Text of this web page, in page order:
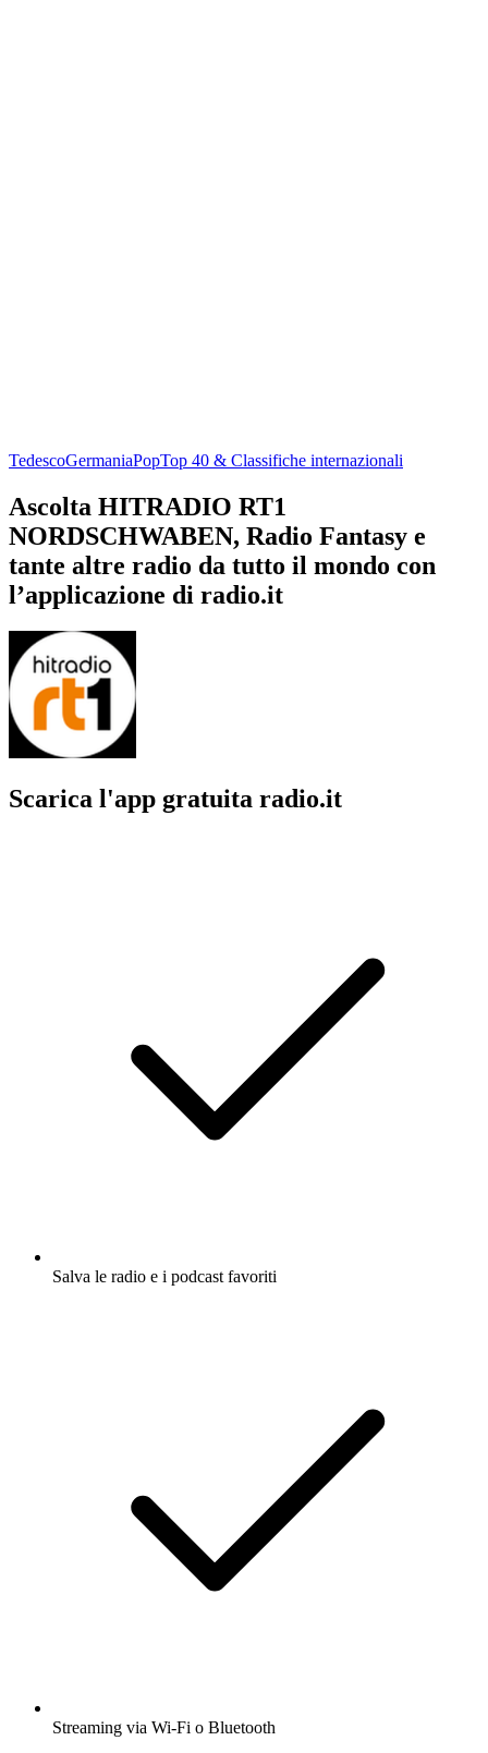
TedescoGermaniaPopTop 40 & Classifiche internazionali
Ascolta HITRADIO RT1
NORDSCHWABEN, Radio Fantasy e
tante altre radio da tutto il mondo con
l’applicazione di radio.it
Scarica l'app gratuita radio.it
Salva le radio e i podcast favoriti
Streaming via Wi-Fi o Bluetooth